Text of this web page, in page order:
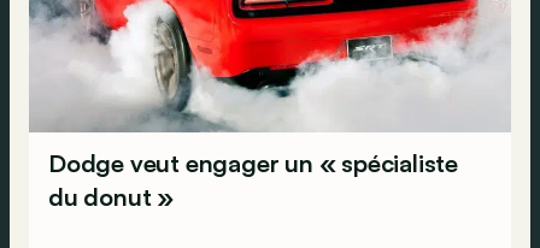
Dodge veut engager un « spécialiste
du donut »